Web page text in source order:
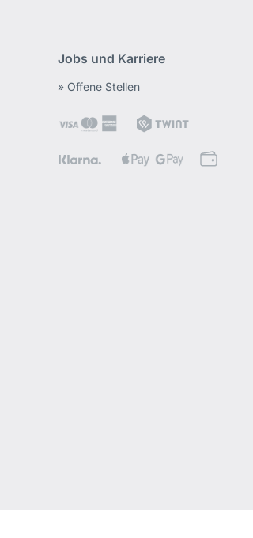
Jobs und Karriere
» Offene Stellen